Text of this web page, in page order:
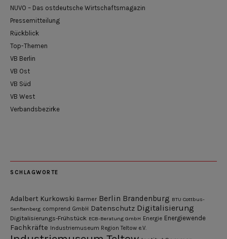
NUVO – Das ostdeutsche Wirtschaftsmagazin
Pressemitteilung
Rückblick
Top-Themen
VB Berlin
VB Ost
VB Süd
VB West
Verbandsbezirke
SCHLAGWORTE
Adalbert Kurkowski Barmer Berlin Brandenburg BTU Cottbus-
Senftenberg comprend GmbH Datenschutz Digitalisierung
Digitalisierungs-Frühstück ECB-Beratung GmbH Energie Energiewende
Fachkräfte Industriemuseum Region Teltow e.V.